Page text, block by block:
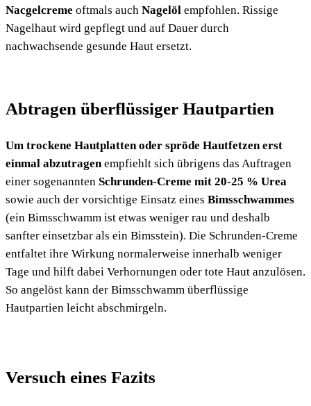
Nacgelcreme oftmals auch Nagelöl empfohlen. Rissige
Nagelhaut wird gepflegt und auf Dauer durch
nachwachsende gesunde Haut ersetzt.
Abtragen überflüssiger Hautpartien
Um trockene Hautplatten oder spröde Hautfetzen erst
einmal abzutragenempfiehlt sich übrigens das Auftragen
einer sogenannten Schrunden-Creme mit 20-25 % Urea
sowie auch der vorsichtige Einsatz eines Bimsschwammes
(ein Bimsschwamm ist etwas weniger rau und deshalb
sanfter einsetzbar als ein Bimsstein). Die Schrunden-Creme
entfaltet ihre Wirkung normalerweise innerhalb weniger
Tage und hilft dabei Verhornungen oder tote Haut anzulösen.
So angelöst kann der Bimsschwamm überflüssige
Hautpartien leicht abschmirgeln.
Versuch eines Fazits